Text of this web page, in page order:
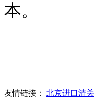
本。
友情链接： 北京进口清关